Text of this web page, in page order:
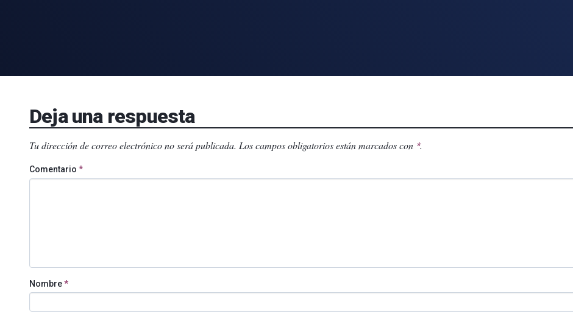
Deja una respuesta
Tu dirección de correo electrónico no será publicada. Los campos obligatorios están marcados con *.
Comentario *
Nombre*